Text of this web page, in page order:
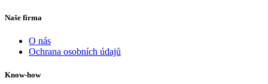
Naše firma
O nás
Ochrana osobních údajů
Know-how